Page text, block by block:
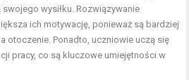
swojego wysiłku. Rozwiązywanie
ich motywację, ponieważ są bardziej
otoczenie. Ponadto, uczniowie uczą się
pracy, co są kluczowe umiejętności w